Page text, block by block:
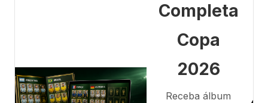
Completa
Copa
2026
Receba álbum